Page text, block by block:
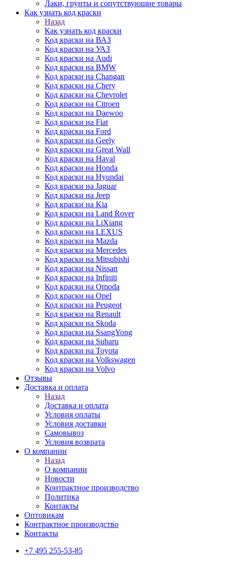
Лаки, грунты и сопутствующие товары
Как узнать код краски
Назад
Как узнать код краски
Код краски на ВАЗ
Код краски на УАЗ
Код краски на Audi
Код краски на BMW
Код краски на Changan
Код краски на Chery
Код краски на Chevrolet
Код краски на Citroen
Код краски на Daewoo
Код краски на Fiat
Код краски на Ford
Код краски на Geely
Код краски на Great Wall
Код краски на Haval
Код краски на Honda
Код краски на Hyundai
Код краски на Jaguar
Код краски на Jeep
Код краски на Kia
Код краски на Land Rover
Код краски на LiXiang
Код краски на LEXUS
Код краски на Mazda
Код краски на Mercedes
Код краски на Mitsubishi
Код краски на Nissan
Код краски на Infiniti
Код краски на Omoda
Код краски на Opel
Код краски на Peugeot
Код краски на Renault
Код краски на Skoda
Код краски на SsangYong
Код краски на Subaru
Код краски на Toyota
Код краски на Volkswagen
Код краски на Volvo
Отзывы
Доставка и оплата
Назад
Доставка и оплата
Условия оплаты
Условия доставки
Самовывоз
Условия возврата
О компании
Назад
О компании
Новости
Контрактное производство
Политика
Контакты
Оптовикам
Контрактное производство
Контакты
+7 495 255-53-85